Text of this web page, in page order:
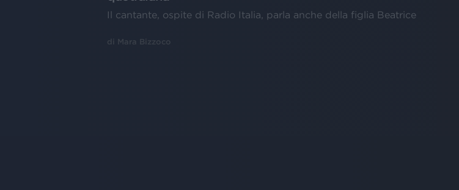
Il cantante, ospite di Radio Italia, parla anche della figlia Beatrice
di Mara Bizzoco